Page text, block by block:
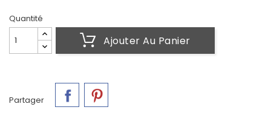
Quantité
Ajouter Au Panier
Partager